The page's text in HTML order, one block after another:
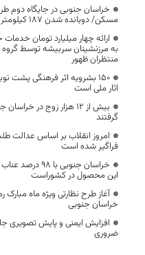
خراسان جنوبی در جایگاه دوم
مسکن/ دوبانده شدن ۱۸۷ کیلومتر راه
ارائه چهار میلیارد تومان
به مرزنشینان سربیشه توسط
منتظران ظهور
۱۵۰ بشرویه اثر فرهنگی
اثار ملی است
بیش از ۱۲ هزار زوج در
گرفتند
امروز انقلاب بر اساس عدالت
فراگیر شده است
خراسان جنوبی با
این محصول در کشوراست
خراسان جنوبی
افزایش ایمنی و پایش تصویری
ضروری